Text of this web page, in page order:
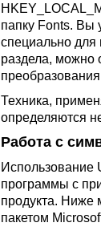
папку Fonts. Вы
специально
раздела, можно
Техника,
определяются
Работа с
Использование
программы с
продукта. Ниже
пакетом